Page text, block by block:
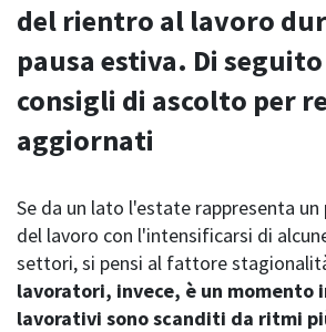
del rientro al lavoro
pausa estiva. Di
consigli di ascolto per
aggiornati
Se da un lato l'estate rappresenta
del lavoro con l'intensificarsi di
settori, si pensi al fattore
lavoratori, invece, è un momento
lavorativi sono scanditi da ritmi